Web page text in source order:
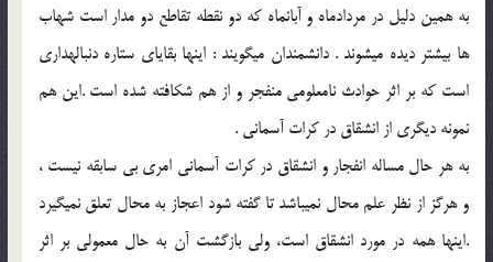
به همين دليل در مردادماه و آبانماه كه دو نقطه تقاطع دو مدار است شهاب
ها بيشتر ديده مي‏شوند . دانشمندان مي‏گويند : اينها بقاياي ستاره دنباله‏داري
است كه بر اثر حوادث نامعلومي منفجر و از هم شكافته شده است .اين هم
نمونه ديگري از انشقاق در كرات آسماني .
به هر حال مساله انفجار و انشقاق در كرات آسماني امري بي سابقه نيست ،
و هرگز از نظر علم محال نمي‏باشد تا گفته شود اعجاز به محال تعلق نمي‏گيرد
.اينها همه در مورد انشقاق است، ولي بازگشت آن به حال معمولي بر اثر